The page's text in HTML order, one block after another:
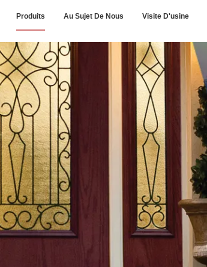
Produits Au Sujet De Nous Visite D'usine